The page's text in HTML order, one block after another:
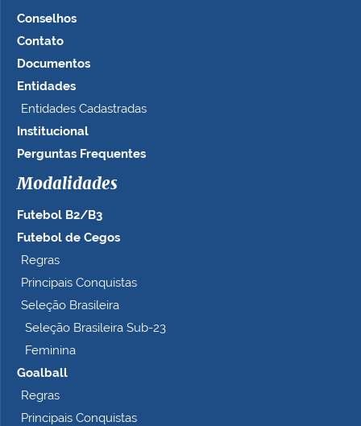
Conselhos
Contato
Documentos
Entidades
Entidades Cadastradas
Institucional
Perguntas Frequentes
Modalidades
Futebol B2/B3
Futebol de Cegos
Regras
Principais Conquistas
Seleção Brasileira
Seleção Brasileira Sub-23
Feminina
Goalball
Regras
Principais Conquistas